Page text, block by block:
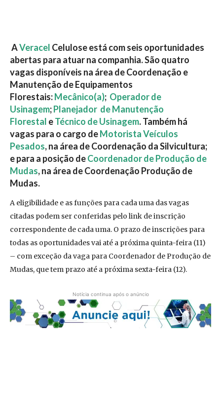
AVeracel Celulose está com seis oportunidades
abertas para atuar na companhia. São quatro
vagas disponíveis na área de Coordenação e
Manutenção de Equipamentos
Florestais:Mecânico(a); Operador de
Usinagem;Planejador de Manutenção
Florestal eTécnico de Usinagem. Também há
vagas para o cargo deMotorista Veículos
Pesados, na área de Coordenação da Silvicultura;
e para a posição deCoordenador de Produção de
Mudas, na área de Coordenação Produção de
Mudas.
A eligibilidade e as funções para cada uma das vagas
citadas podem ser conferidas pelo link de inscrição
correspondente de cada uma. O prazo de inscrições para
todas as oportunidades vai até a próxima quinta-feira (11)
– com exceção da vaga para Coordenador de Produção de
Mudas, que tem prazo até a próxima sexta-feira (12).
Notícia continua após o anúncio